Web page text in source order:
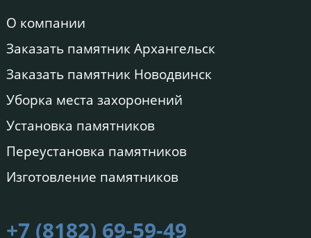
О компании
Заказать памятник Архангельск
Заказать памятник Новодвинск
Уборка места захоронений
Установка памятников
Переустановка памятников
Изготовление памятников
+7 (8182) 69-59-49